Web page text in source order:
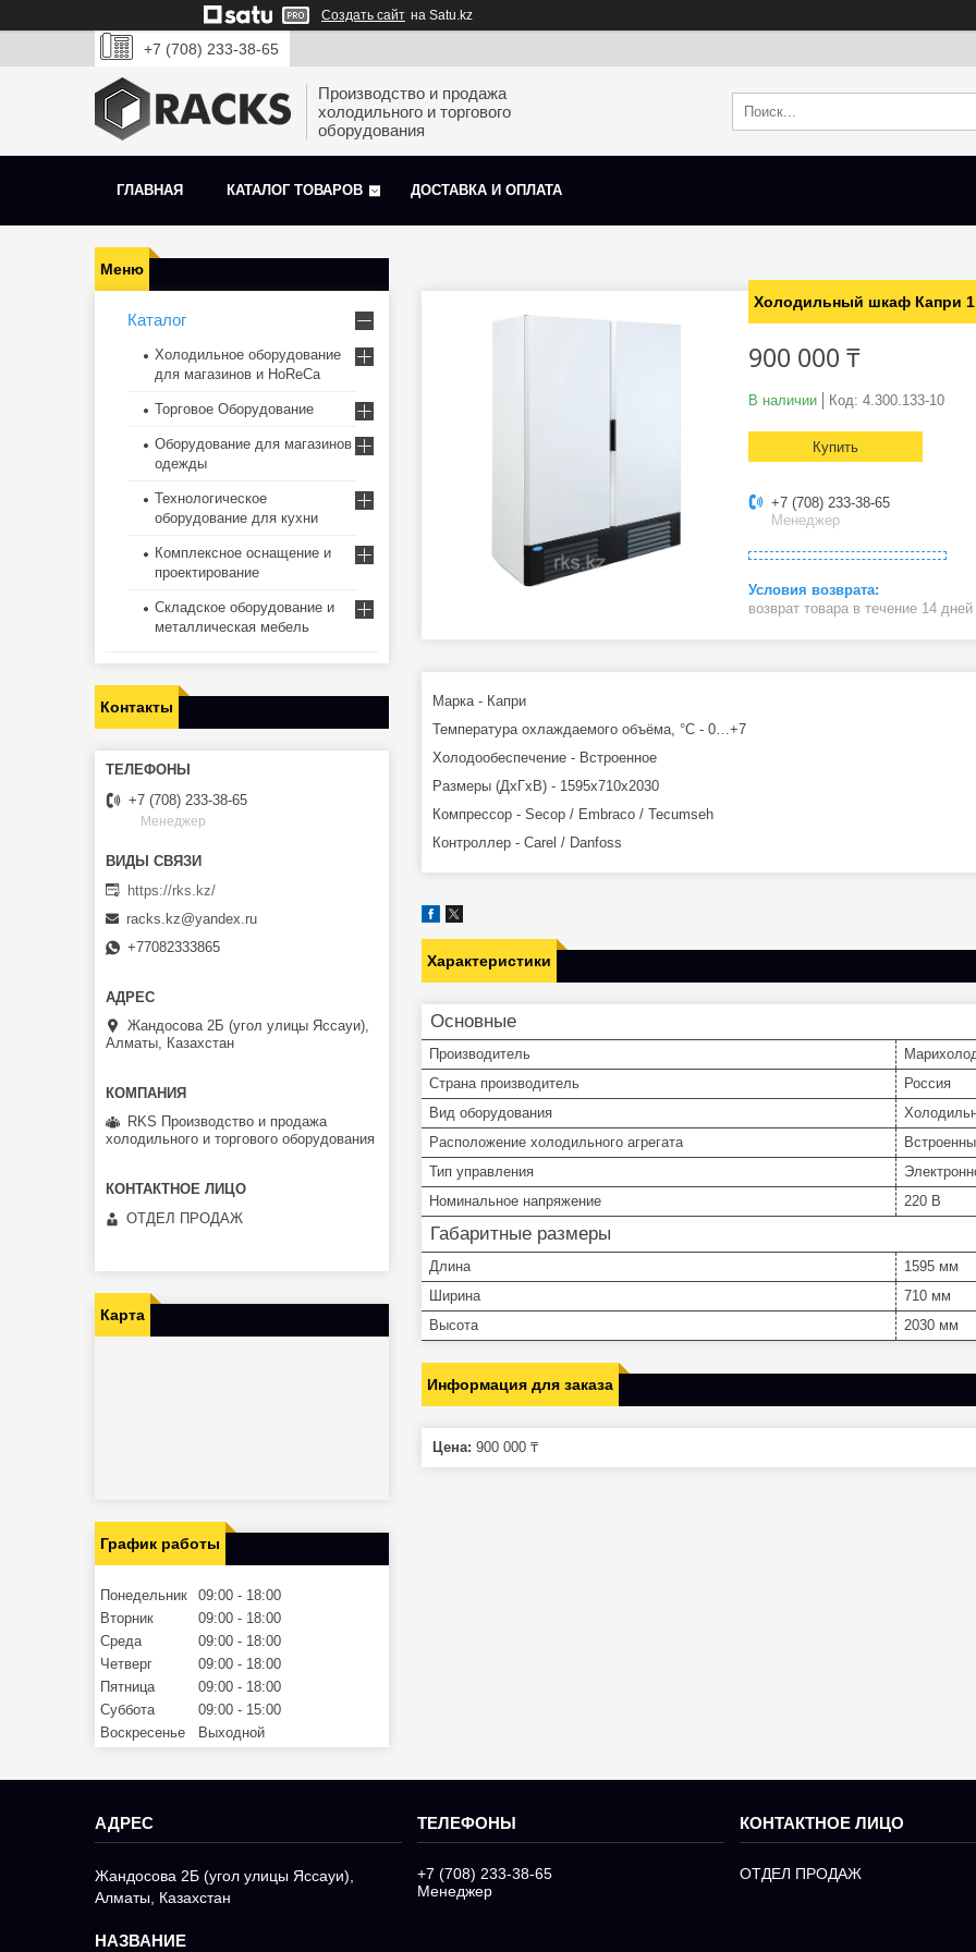
Создать сайт на Satu.kz
+7 (708) 233-38-65
Производство и продажа
холодильного и торгового
оборудования
ГЛАВНАЯ КАТАЛОГ ТОВАРОВ ДОСТАВКА И ОПЛАТА
Холодильный шкаф Капри
900 000 ₸
В наличии Код: 4.300.133-10
Купить
+7 (708) 233-38-65
Менеджер
возврат товара в течение 14 дней
Марка - Капри
Температура охлаждаемого объёма, °C - 0…+7
Холодообеспечение - Встроенное
Размеры (ДхГхВ) - 1595x710x2030
Компрессор - Secop / Embraco / Tecumseh
Контроллер - Carel / Danfoss
Характеристики
Основные
Производитель
Страна производитель
Россия
Вид оборудования
Расположение холодильного агрегата
Тип управления
Номинальное напряжение
220 В
Габаритные размеры
Длина
1595 мм
Ширина
710 мм
Высота
2030 мм
Информация для заказа
Цена: 900 000 ₸
Каталог
Холодильное оборудование
для магазинов и HoReCa
Торговое Оборудование
Оборудование для магазинов
одежды
Технологическое
оборудование для кухни
Комплексное оснащение и
проектирование
Складское оборудование и
металлическая мебель
Контакты
+7 (708) 233-38-65
Менеджер
https://rks.kz/
racks.kz@yandex.ru
+77082333865
Жандосова 2Б (угол улицы Яссауи),
Алматы, Казахстан
RKS Производство и продажа
холодильного и торгового оборудования
ОТДЕЛ ПРОДАЖ
Карта
График работы
Понедельник 09:00
18:00
Вторник
09:00
18:00
Среда
09:00
18:00
Четверг
09:00
18:00
Пятница
09:00
18:00
Суббота
09:00
15:00
Воскресенье
Выходной
Жандосова 2Б (угол улицы Яссауи),
Алматы, Казахстан
+7 (708) 233-38-65
Менеджер
ОТДЕЛ ПРОДАЖ